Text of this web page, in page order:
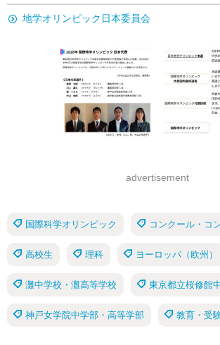
地学オリンピック日本委員会
advertisement
国際科学オリンピック コンクール・コ
高校生 理科 ヨーロッパ（欧州）
灘中学校・灘高等学校 東京都立桜修館
神戸女学院中学部・高等学部 教育・受